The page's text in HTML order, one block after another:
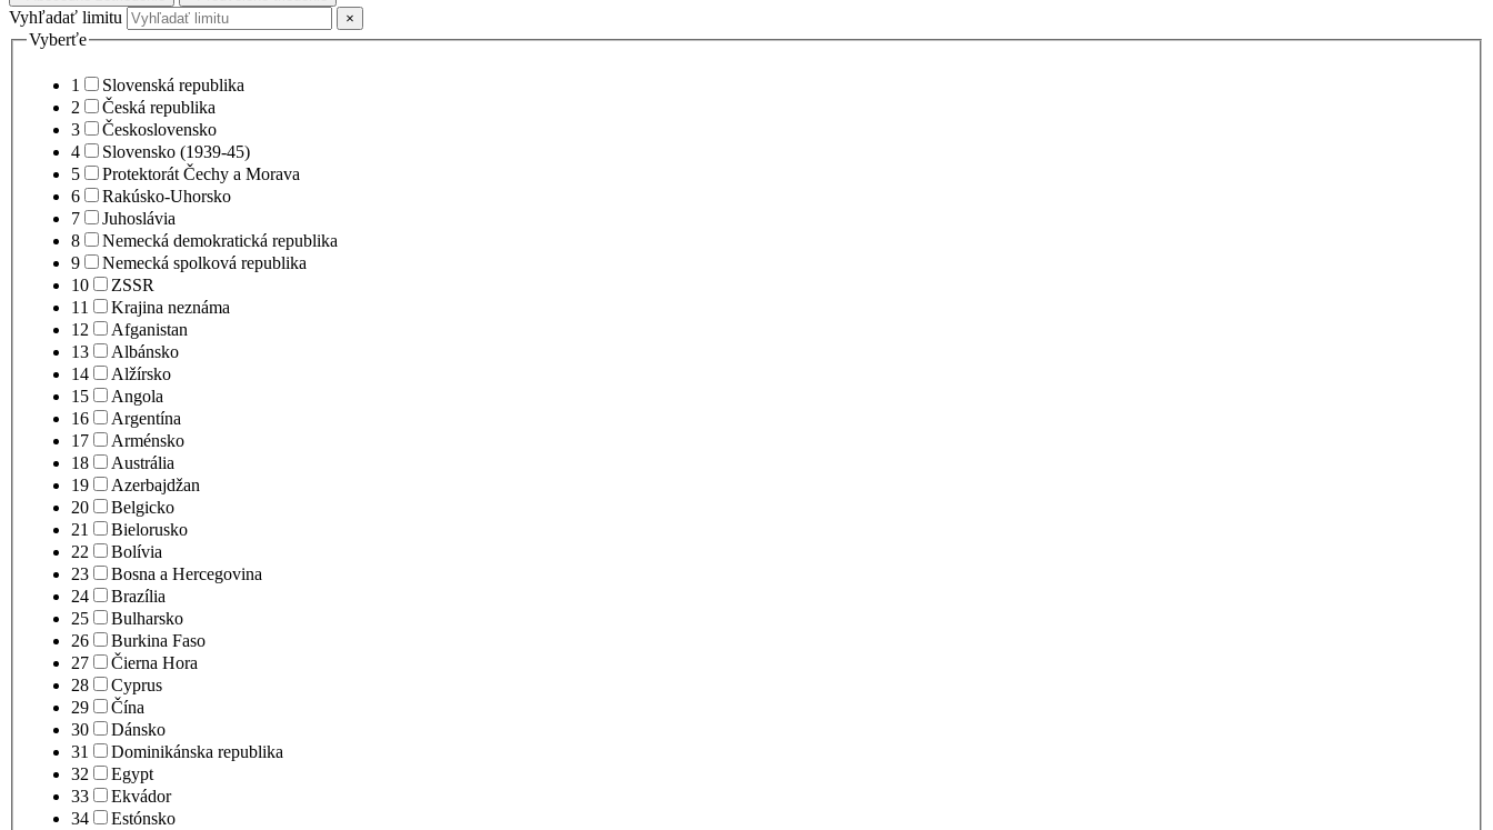
Vyhľadať limitu ×
Vyberťe
1
Slovenská republika
2
Česká republika
3
Československo
4
Slovensko (1939-45)
5
Protektorát Čechy a Morava
6
Rakúsko-Uhorsko
7
Juhoslávia
8
Nemecká demokratická republika
9
Nemecká spolková republika
10
ZSSR
11
Krajina neznáma
12
Afganistan
13
Albánsko
14
Alžírsko
15
Angola
16
Argentína
17
Arménsko
18
Austrália
19
Azerbajdžan
20
Belgicko
21
Bielorusko
22
Bolívia
23
Bosna a Hercegovina
24
Brazília
25
Bulharsko
26
Burkina Faso
27
Čierna Hora
28
Cyprus
29
Čína
30
Dánsko
31
Dominikánska republika
32
Egypt
33
Ekvádor
34
Estónsko